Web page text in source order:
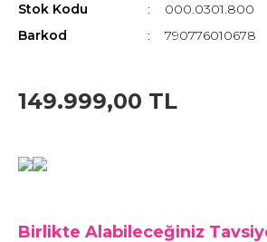
Stok Kodu
000.0301.800
Barkod
790776010678
149.999,00 TL
Birlikte Alabileceğiniz